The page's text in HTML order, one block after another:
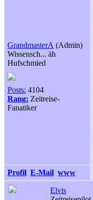
GrandmasterA (Admin)
Wissensch... äh
Hufschmied
Posts: 4104
Rang: Zeitreise-
Fanatiker
Profil E-Mail www
Elvis